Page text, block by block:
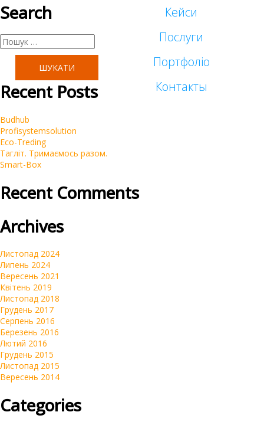
Кейси
Послуги
Таргетована реклама
Портфоліо
Малий бізнес
Контакты
Search
Пошук:
Recent Posts
Budhub
Profisystemsolution
Eco-Treding
Тагліт. Тримаємось разом.
Smart-Box
Recent Comments
Archives
Листопад 2024
Липень 2024
Вересень 2021
Квітень 2019
Листопад 2018
Грудень 2017
Серпень 2016
Березень 2016
Лютий 2016
Грудень 2015
Листопад 2015
Вересень 2014
Categories